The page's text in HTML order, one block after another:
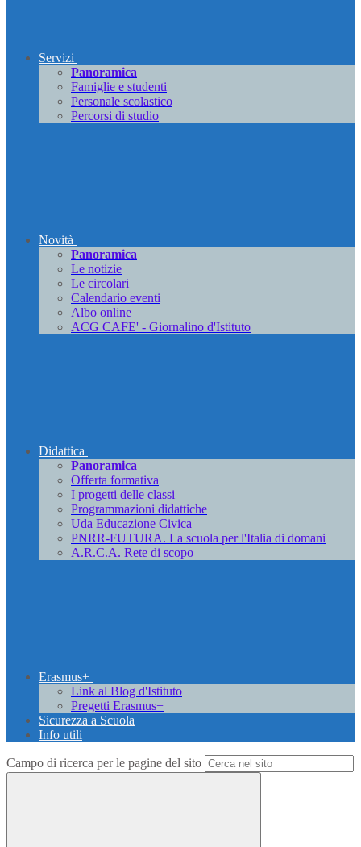
Servizi
Panoramica
Famiglie e studenti
Personale scolastico
Percorsi di studio
Novità
Panoramica
Le notizie
Le circolari
Calendario eventi
Albo online
ACG CAFE' - Giornalino d'Istituto
Didattica
Panoramica
Offerta formativa
I progetti delle classi
Programmazioni didattiche
Uda Educazione Civica
PNRR-FUTURA. La scuola per l'Italia di domani
A.R.C.A. Rete di scopo
Erasmus+
Link al Blog d'Istituto
Pregetti Erasmus+
Sicurezza a Scuola
Info utili
Campo di ricerca per le pagine del sito